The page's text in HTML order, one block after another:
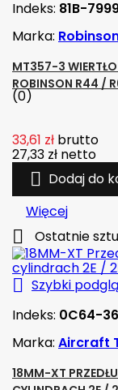
Indeks: 81B-
Marka:
MT357-3
ROBINSON R44 /
(0)
33,61 zł brutto
27,33 zł netto
 Dodaj do
Więcej
 Ostatnie
 Szybki
Indeks: 0C64-
Marka: Aircraft
18MM-XT